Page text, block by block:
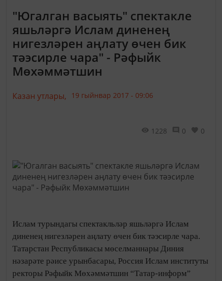
"Югалган васыять" спектакле
яшьләргә Ислам диненең
нигезләрен аңлату өчен бик
тәэсирле чара" - Рәфыйк
Мөхәммәтшин
Казан утлары, 19 гыйнвар 2017 - 09:06
1228 0 0
Ислам турындагы спектакльләр яшьләргә Ислам
диненең нигезләрен аңлату өчен бик тәэсирле чара.
Татарстан Республикасы мөселманнары Диния
нәзарәте рәисе урынбасары, Россия Ислам институты
ректоры Рәфыйк Мөхәммәтшин “Татар-информ”